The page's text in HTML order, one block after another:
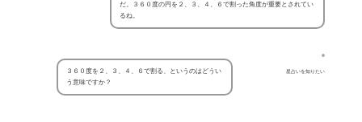
だ。３６０度の円を２、３、４、６で割った角度が重要とされてい
るね。
星占いを知りたい
３６０度を２、３、４、６で割る、というのはどうい
う意味ですか？